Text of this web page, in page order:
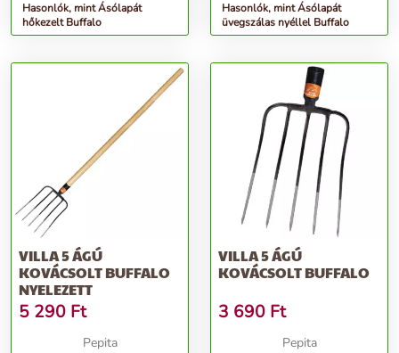
Hasonlók, mint Ásólapát
hőkezelt Buffalo
Hasonlók, mint Ásólapát
üvegszálas nyéllel Buffalo
VILLA 5 ÁGÚ
KOVÁCSOLT BUFFALO
NYELEZETT
5 290 Ft
Pepita
VILLA 5 ÁGÚ
KOVÁCSOLT BUFFALO
3 690 Ft
Pepita